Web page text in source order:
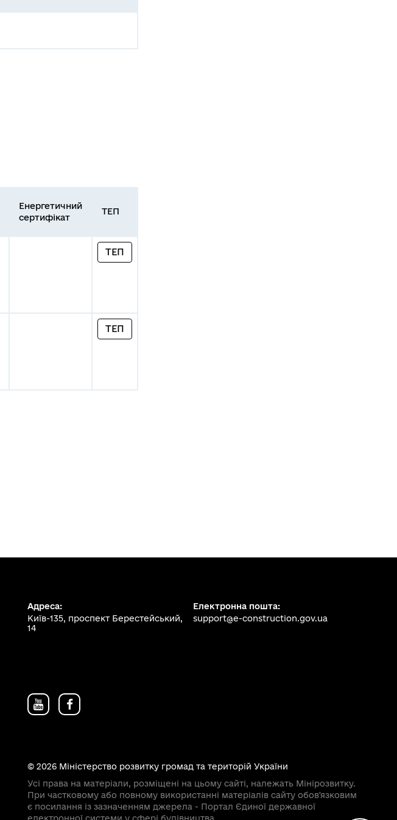
Енергетичний
сертифікат
ТЕП
ТЕП
ТЕП
Адреса:
Київ-135, проспект Берестейський,
14
Електронна пошта:
support@e-construction.gov.ua
© 2026 Міністерство розвитку громад та територій України
Усі права на матеріали, розміщені на цьому сайті, належать Мінірозвитку.
При частковому або повному використанні матеріалів сайту обовʼязковим
є посилання із зазначенням джерела - Портал Єдиної державної